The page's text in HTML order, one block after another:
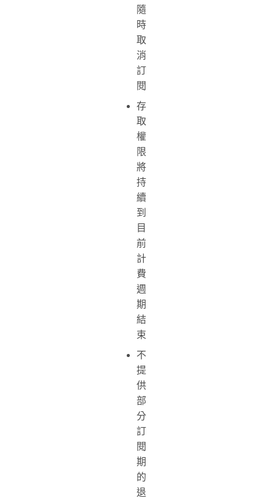
隨
時
取
消
訂
閱
存
取
權
限
將
持
續
到
目
前
計
費
週
期
結
束
不
提
供
部
分
訂
閱
期
的
退